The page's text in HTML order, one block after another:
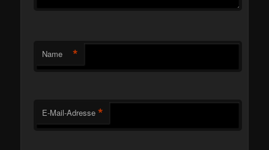
Name *
E-Mail-Adresse *